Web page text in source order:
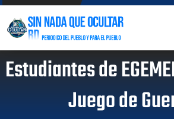
AGOSTO/7/2026
Estudiantes de
Juego de